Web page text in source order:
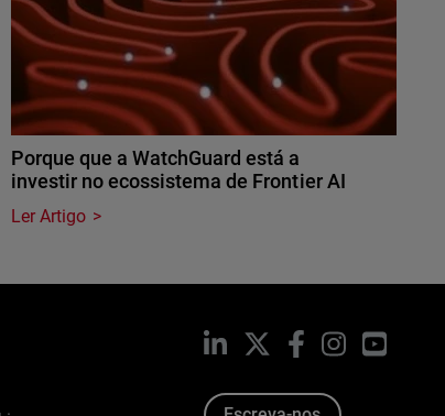
Porque que a WatchGuard está a
investir no ecossistema de Frontier AI
Ler Artigo
LinkedIn Facebook
InstagramYouTube